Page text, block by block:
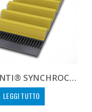
CONTI® SYNCHROCHAIN CARBON CTD 14M 1302 90 C
LEGGI TUTTO